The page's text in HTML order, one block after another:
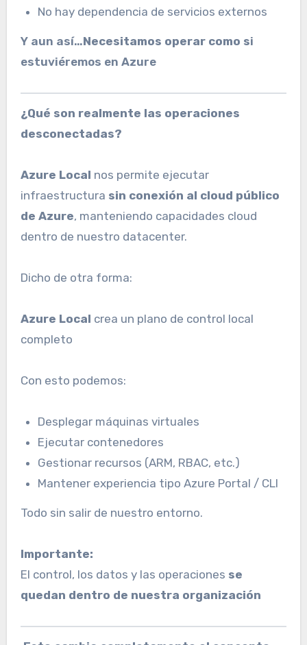
No hay dependencia de servicios externos
Y aun así…Necesitamos operar como si
estuviéremos en Azure
¿Qué son realmente las operaciones
desconectadas?
Azure Local nos permite ejecutar
infraestructura sin conexión al cloud público
de Azure, manteniendo capacidades cloud
dentro de nuestro datacenter.
Dicho de otra forma:
Azure Local crea un plano de control local
completo
Con esto podemos:
Desplegar máquinas virtuales
Ejecutar contenedores
Gestionar recursos (ARM, RBAC, etc.)
Mantener experiencia tipo Azure Portal / CLI
Todo sin salir de nuestro entorno.
Importante:
El control, los datos y las operaciones se
quedan dentro de nuestra organización